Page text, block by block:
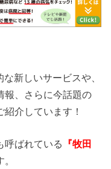
新しいサービスや、
報、さらに今話題の
介しています！
呼ばれている
『牧田